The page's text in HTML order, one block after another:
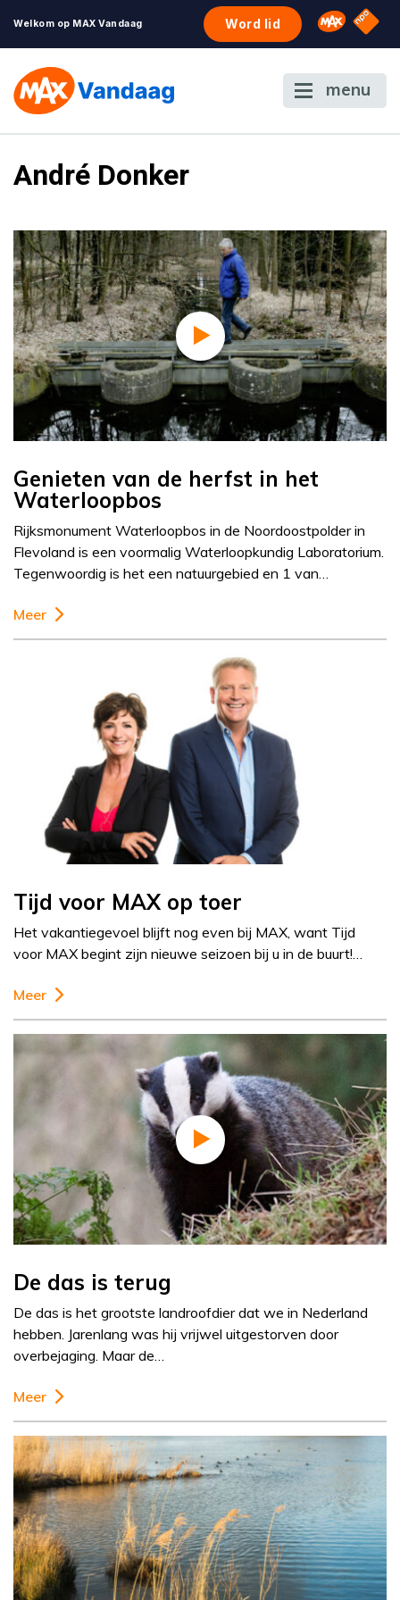
Welkom op MAX Vandaag Word lid Omroep
NPO
menu
André Donker
Genieten van de herfst in het
Waterloopbos
Rijksmonument Waterloopbos in de Noordoostpolder in
Flevoland is een voormalig Waterloopkundig Laboratorium.
Tegenwoordig is het een natuurgebied en 1 van…
Meer
Tijd voor MAX op toer
Het vakantiegevoel blijft nog even bij MAX, want Tijd
voor MAX begint zijn nieuwe seizoen bij u in de buurt!…
Meer
De das is terug
De das is het grootste landroofdier dat we in Nederland
hebben. Jarenlang was hij vrijwel uitgestorven door
overbejaging. Maar de…
Meer